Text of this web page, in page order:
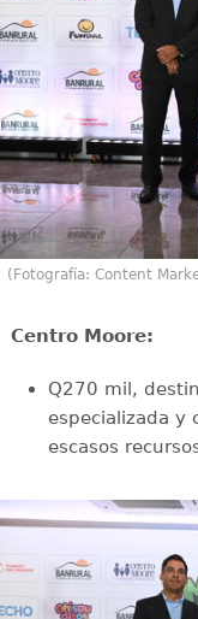
(Fotografía: Content
⁠Centro Moore:
Q270 mil,
especializada y
escasos